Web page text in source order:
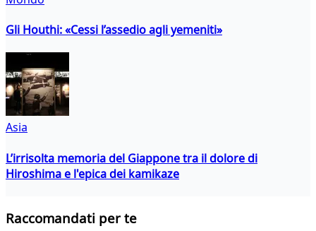
Gli Houthi: «Cessi l’assedio agli yemeniti»
Asia
L’irrisolta memoria del Giappone tra il dolore di
Hiroshima e l'epica dei kamikaze
Raccomandati per te